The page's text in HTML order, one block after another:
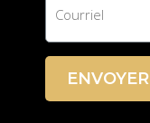
ENVOYER